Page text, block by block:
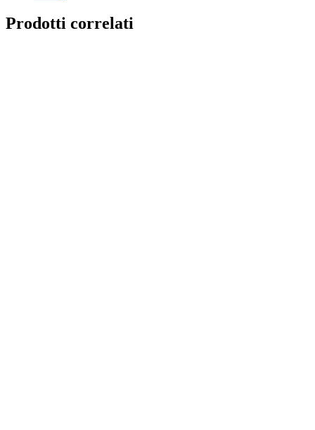
Prodotti correlati